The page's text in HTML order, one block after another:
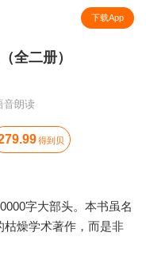
下载App
全二册）
音朗读
得到贝
字大部头。本书虽名
枯燥学术著作，而是非